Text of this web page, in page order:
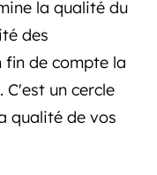
la qualité du
des
fin de compte la
un cercle
qualité de vos